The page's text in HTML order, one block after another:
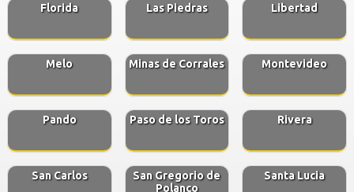
Florida Las Piedras Libertad
Melo Minas de Corrales Montevideo
Pando Paso de los Toros Rivera
San Carlos
San Gregorio de
Polanco
Santa Lucia